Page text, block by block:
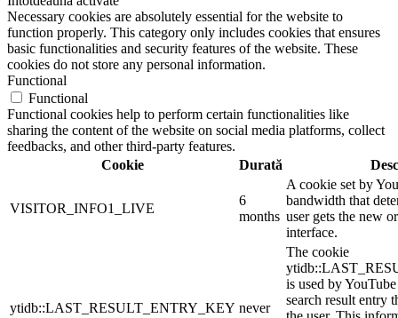
Necessary cookies are absolutely essential for the website to
function properly. This category only includes cookies that ensures
basic functionalities and security features of the website. These
cookies do not store any personal information.
Functional
Functional
Functional cookies help to perform certain functionalities like
sharing the content of the website on social media platforms, collect
feedbacks, and other third-party features.
Cookie
Durată
VISITOR_INFO1_LIVE
6
months
A cookie set by
bandwidth that
user gets the new
interface.
ytidb::LAST_RESULT_ENTRY_KEY never
The cookie
is used by
search result entry